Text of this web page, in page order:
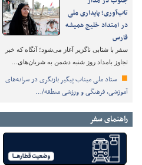
تاب‌آوری؛ پایداری ملی
در امتداد خلیج همیشه
فارس
سفر با شتابی ناگزیر آغاز می‌شود؛ آنگاه که خبر
تجاوز بامداد روز شنبه دشمن به شریان‌های…
ستاد ملی میناب پیگیر بازنگری در سرانه‌های
آموزشی، فرهنگی و ورزشی منطقه/…
راهنمای سفر